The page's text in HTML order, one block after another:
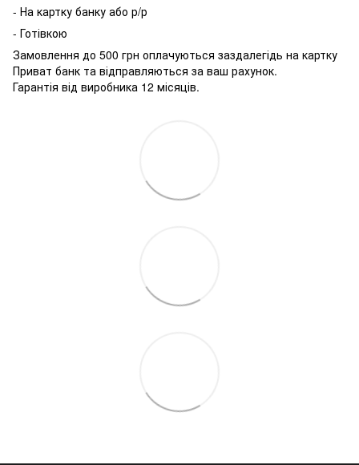
- На картку банку або р/р
- Готівкою
Замовлення до 500 грн оплачуються заздалегідь на картку
Приват банк та відправляються за ваш рахунок.
Гарантія від виробника 12 місяців.